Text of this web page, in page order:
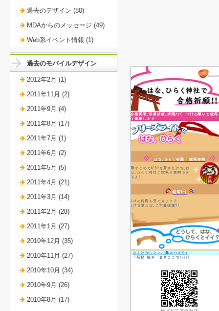
過去のデザイン (80)
MDAからのメッセージ (49)
Web系イベント情報 (1)
過去のモバイルデザイン
2012年2月 (1)
2011年11月 (2)
2011年9月 (4)
2011年8月 (17)
2011年7月 (1)
2011年6月 (2)
2011年5月 (5)
2011年4月 (21)
2011年3月 (14)
2011年2月 (28)
2011年1月 (27)
2010年12月 (35)
2010年11月 (27)
2010年10月 (34)
2010年9月 (26)
2010年8月 (17)